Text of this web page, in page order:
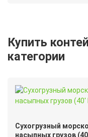
Купить
категории
Сухогрузный
насыпных грузов